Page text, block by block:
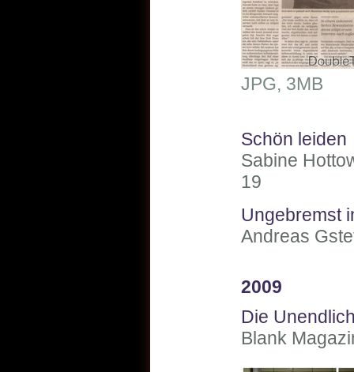
JPG, 3MB
Schön leiden
Sabine
19
Ungebremst
Andreas
2009
Die
Blank